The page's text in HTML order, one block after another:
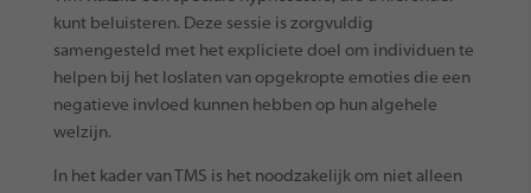
kunt beluisteren. Deze sessie is zorgvuldig
samengesteld met het expliciete doel om individuen te
helpen bij het loslaten van opgekropte emoties die een
negatieve invloed kunnen hebben op hun algehele
welzijn.
In het kader van TMS is het noodzakelijk om niet alleen